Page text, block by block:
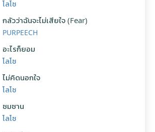
โลโซ
กลัวว่าฉันจะไม่เสียใจ (Fear)
PURPEECH
อะไรก็ยอม
โลโซ
ไม่คิดนอกใจ
โลโซ
ซมซาน
โลโซ